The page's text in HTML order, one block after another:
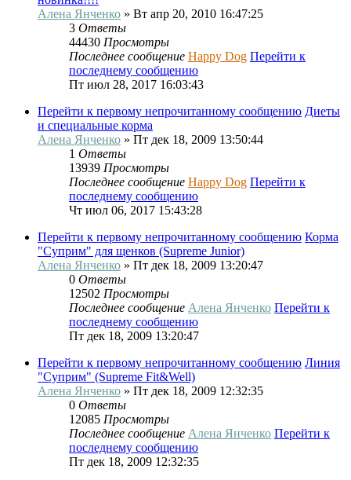
Алена Янченко » Вт апр 20, 2010 16:47:25
3 Ответы
44430 Просмотры
Последнее сообщение Happy Dog Перейти к
последнему сообщению
Пт июл 28, 2017 16:03:43
Перейти к первому непрочитанному сообщению Диеты
и специальные корма
Алена Янченко » Пт дек 18, 2009 13:50:44
1 Ответы
13939 Просмотры
Последнее сообщение Happy Dog Перейти к
последнему сообщению
Чт июл 06, 2017 15:43:28
Перейти к первому непрочитанному сообщению Корма
"Суприм" для щенков (Supreme Junior)
Алена Янченко » Пт дек 18, 2009 13:20:47
0 Ответы
12502 Просмотры
Последнее сообщение Алена Янченко Перейти к
последнему сообщению
Пт дек 18, 2009 13:20:47
Перейти к первому непрочитанному сообщению Линия
"Суприм" (Supreme Fit&Well)
Алена Янченко » Пт дек 18, 2009 12:32:35
0 Ответы
12085 Просмотры
Последнее сообщение Алена Янченко Перейти к
последнему сообщению
Пт дек 18, 2009 12:32:35